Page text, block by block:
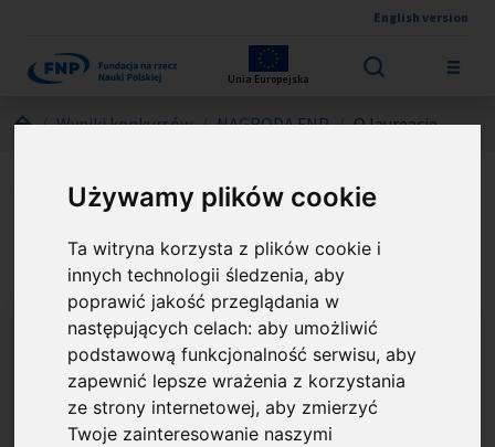
Używamy plików cookie
Ta witryna korzysta z plików cookie i
innych technologii śledzenia, aby
poprawić jakość przeglądania w
następujących celach:aby umożliwić
podstawową funkcjonalność serwisu,aby
zapewnić lepsze wrażenia z korzystania
ze strony internetowej,aby zmierzyć
Twoje zainteresowanie naszymi
English version
Unia Europejska
Jesteś tutaj:
Wyniki konkursów NAGRODA FNP O laureacie
prof. dr hab. Zbigniew
Ryszard Grabowski